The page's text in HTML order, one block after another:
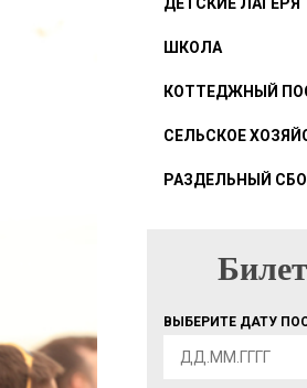
ШКОЛА
КОТТЕДЖНЫЙ
СЕЛЬСКОЕ
РАЗДЕЛЬНЫЙ
ВЫБЕРИТЕ ДАТУ